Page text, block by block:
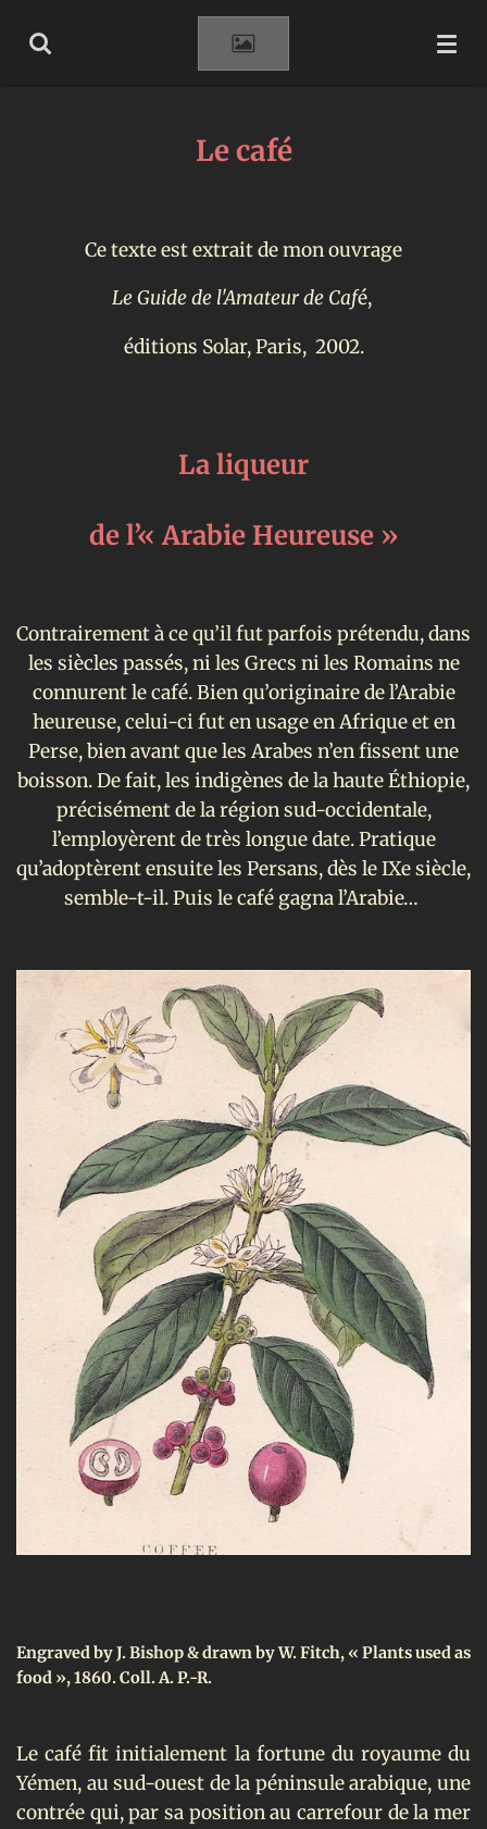
Le café
Ce texte est extrait de mon ouvrage
Le Guide de l'Amateur de Café,
éditions Solar, Paris, 2002.
La liqueur
de l’« Arabie Heureuse »
Contrairement à ce qu’il fut parfois prétendu, dans
les siècles passés, ni les Grecs ni les Romains ne
connurent le café. Bien qu’originaire de l’Arabie
heureuse, celui-ci fut en usage en Afrique et en
Perse, bien avant que les Arabes n’en fissent une
boisson. De fait, les indigènes de la haute Éthiopie,
précisément de la région sud-occidentale,
l’employèrent de très longue date. Pratique
qu’adoptèrent ensuite les Persans, dès le IXe siècle,
semble-t-il. Puis le café gagna l’Arabie…
Engraved by J. Bishop & drawn by W. Fitch, « Plants used as
food », 1860. Coll. A. P.-R.
Le café fit initialement la fortune du royaume du
Yémen, au sud-ouest de la péninsule arabique, une
contrée qui, par sa position au carrefour de la mer